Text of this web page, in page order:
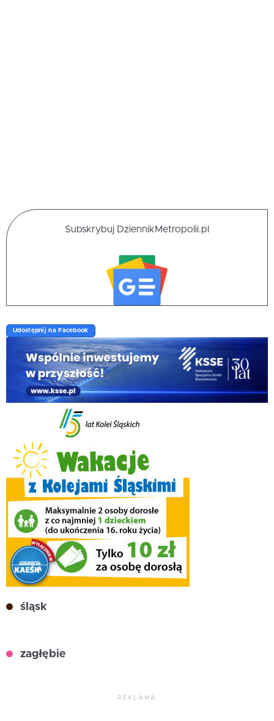
Subskrybuj DziennikMetropolii.pl
Udostępnij na Facebook
śląsk
zagłębie
REKLAMA